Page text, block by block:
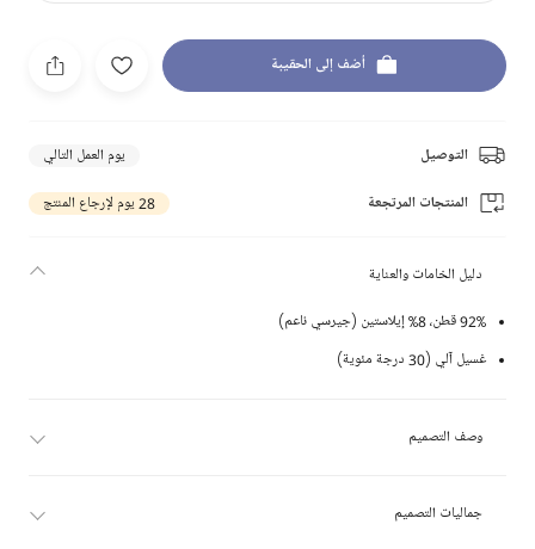
أضف إلى الحقيبة
التوصيل يوم العمل التالي
المنتجات المرتجعة 28 يوم لإرجاع المنتج
دليل الخامات والعناية
92% قطن، 8% إيلاستين (جيرسي ناعم)
غسيل آلي (30 درجة مئوية)
وصف التصميم
جماليات التصميم